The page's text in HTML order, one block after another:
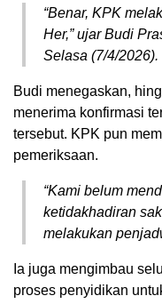
“Benar, KPK
Her,” ujar Budi
Selasa (7/4/2026).
Budi menegaskan,
menerima konfirmasi
tersebut. KPK pun
pemeriksaan.
“Kami belum
ketidakhadiran
melakukan
Ia juga mengimbau
proses penyidikan